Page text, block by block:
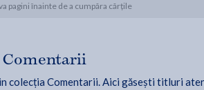
pagini înainte de a cumpăra cărțile
colecția Comentarii. Aici găsești titluri